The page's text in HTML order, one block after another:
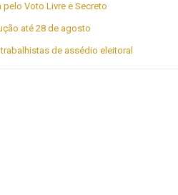
Voto Livre e Secreto
até 28 de agosto
de assédio eleitoral